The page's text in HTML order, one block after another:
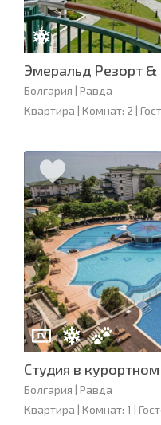
Эмеральд Резорт &
Болгария | Равда
Квартира | Комнат: 2 |
Студия в
Болгария | Равда
Квартира | Комнат: 1 |